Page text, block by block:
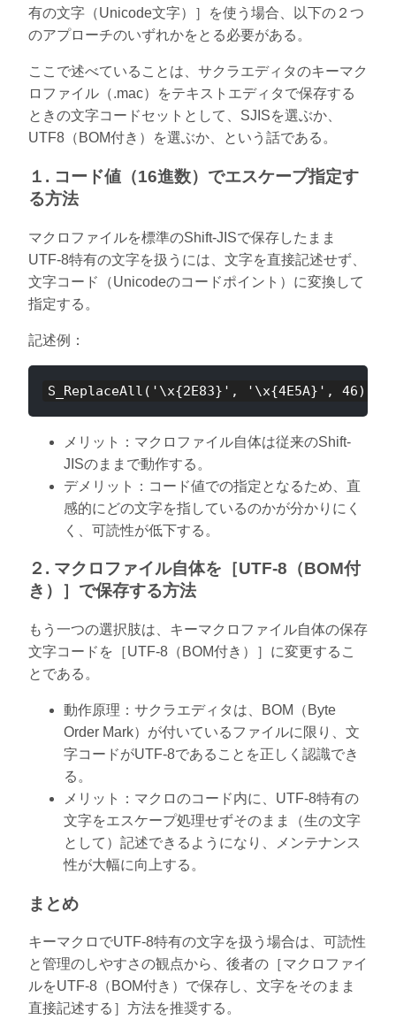
有の文字（Unicode文字）］を使う場合、以下の２つ
のアプローチのいずれかをとる必要がある。
ここで述べていることは、サクラエディタのキーマク
ロファイル（.mac）をテキストエディタで保存する
ときの文字コードセットとして、SJISを選ぶか、
UTF8（BOM付き）を選ぶか、という話である。
１. コード値（16進数）でエスケープ指定す
る方法
マクロファイルを標準のShift-JISで保存したまま
UTF-8特有の文字を扱うには、文字を直接記述せず、
文字コード（Unicodeのコードポイント）に変換して
指定する。
記述例：
メリット：マクロファイル自体は従来のShift-
JISのままで動作する。
デメリット：コード値での指定となるため、直
感的にどの文字を指しているのかが分かりにく
く、可読性が低下する。
２. マクロファイル自体を［UTF-8（BOM付
き）］で保存する方法
もう一つの選択肢は、キーマクロファイル自体の保存
文字コードを［UTF-8（BOM付き）］に変更するこ
とである。
動作原理：サクラエディタは、BOM（Byte
Order Mark）が付いているファイルに限り、文
字コードがUTF-8であることを正しく認識でき
る。
メリット：マクロのコード内に、UTF-8特有の
文字をエスケープ処理せずそのまま（生の文字
として）記述できるようになり、メンテナンス
性が大幅に向上する。
まとめ
キーマクロでUTF-8特有の文字を扱う場合は、可読性
と管理のしやすさの観点から、後者の［マクロファイ
ルをUTF-8（BOM付き）で保存し、文字をそのまま
直接記述する］方法を推奨する。